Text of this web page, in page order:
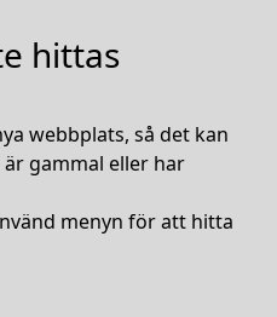
hittas
webbplats, så det kan
gammal eller har
menyn för att hitta